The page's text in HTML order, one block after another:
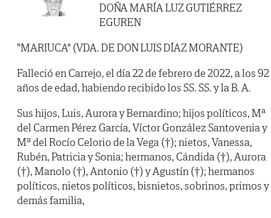
DOÑA MARÍA LUZ GUTIÉRREZ
EGUREN
"MARIUCA" (VDA. DE DON LUIS DÍAZ MORANTE)
Falleció en Carrejo, el día 22 de febrero de 2022, a los 92
años de edad, habiendo recibido los SS. SS. y la B. A.
Sus hijos, Luis, Aurora y Bernardino; hijos políticos, Mª
del Carmen Pérez García, Víctor González Santovenia y
Mª del Rocío Celorio de la Vega (†); nietos, Vanessa,
Rubén, Patricia y Sonia; hermanos, Cándida (†), Aurora
(†), Manolo (†), Antonio (†) y Agustín (†); hermanos
políticos, nietos políticos, bisnietos, sobrinos, primos y
demás familia,